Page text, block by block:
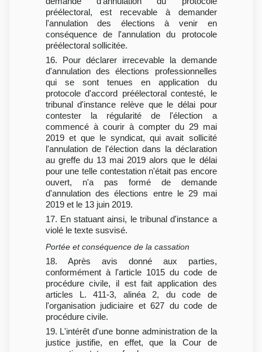
préélectoral, est recevable à demander
l'annulation des élections à venir en
conséquence de l'annulation du protocole
préélectoral sollicitée.
16. Pour déclarer irrecevable la demande
d'annulation des élections professionnelles
qui se sont tenues en application du
protocole d'accord préélectoral contesté, le
tribunal d'instance relève que le délai pour
contester la régularité de l'élection a
commencé à courir à compter du 29 mai
2019 et que le syndicat, qui avait sollicité
l'annulation de l'élection dans la déclaration
au greffe du 13 mai 2019 alors que le délai
pour une telle contestation n'était pas encore
ouvert, n'a pas formé de demande
d'annulation des élections entre le 29 mai
2019 et le 13 juin 2019.
17. En statuant ainsi, le tribunal d'instance a
violé le texte susvisé.
Portée et conséquence de la cassation
18. Après avis donné aux parties,
conformément à l'article 1015 du code de
procédure civile, il est fait application des
articles L. 411-3, alinéa 2, du code de
l'organisation judiciaire et 627 du code de
procédure civile.
19. L'intérêt d'une bonne administration de la
justice justifie, en effet, que la Cour de